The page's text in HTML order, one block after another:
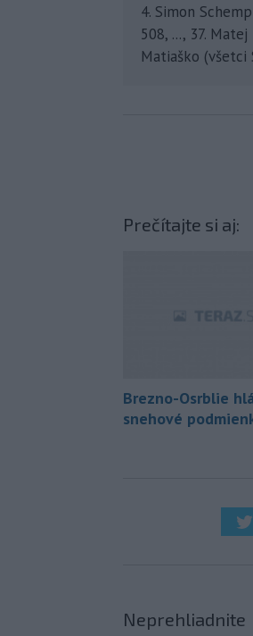
4. Simon
508, ..., 37.
Matiaško (všetci
Prečítajte si aj:
Brezno-Osrblie
snehové
Neprehliadnite